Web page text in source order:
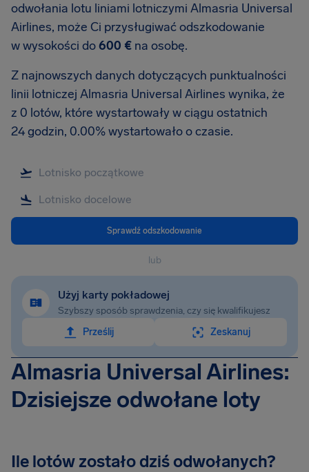
odwołania lotu liniami lotniczymi Almasria Universal
Airlines, może Ci przysługiwać odszkodowanie
w wysokości do600 € na osobę.
Z najnowszych danych dotyczących punktualności
linii lotniczej Almasria Universal Airlines wynika, że
z 0 lotów, które wystartowały w ciągu ostatnich
24 godzin, 0.00% wystartowało o czasie.
Sprawdź odszkodowanie
lub
Użyj karty pokładowej
Szybszy sposób sprawdzenia, czy się kwalifikujesz
Prześlij
Zeskanuj
Almasria Universal Airlines:
Dzisiejsze odwołane loty
Ile lotów zostało dziś odwołanych?